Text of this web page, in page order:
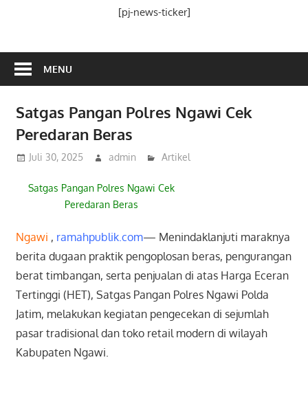
[pj-news-ticker]
MENU
Satgas Pangan Polres Ngawi Cek
Peredaran Beras
Juli 30, 2025 admin Artikel
Satgas Pangan Polres Ngawi Cek
Peredaran Beras
Ngawi , ramahpublik.com— Menindaklanjuti maraknya
berita dugaan praktik pengoplosan beras, pengurangan
berat timbangan, serta penjualan di atas Harga Eceran
Tertinggi (HET), Satgas Pangan Polres Ngawi Polda
Jatim, melakukan kegiatan pengecekan di sejumlah
pasar tradisional dan toko retail modern di wilayah
Kabupaten Ngawi.